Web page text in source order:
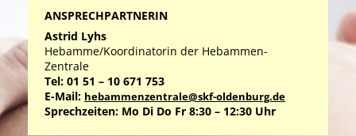
ANSPRECHPARTNERIN
Astrid Lyhs
Hebamme/Koordinatorin der Hebammen-
Zentrale
Tel: 01 51 – 10 671 753
E-Mail: hebammenzentrale@skf-oldenburg.de
Sprechzeiten: Mo Di Do Fr 8:30 – 12:30 Uhr